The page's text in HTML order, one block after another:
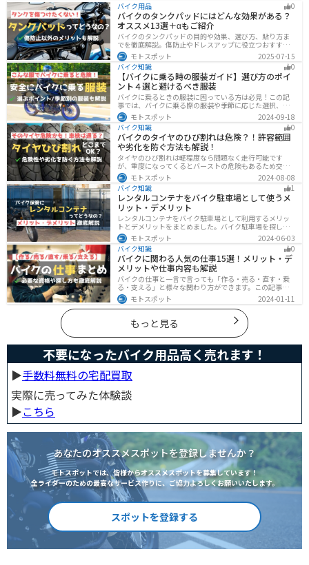
バイク用品 0
バイクのタンクパッドにはどんな効果がある？
オススメ13選＋αもご紹介
バイクのタンクパッドの目的や効果、選び方、貼り方ま
でを徹底解説。傷防止やドレスアップに役立つおすすめ
アイテムも紹介。初心者にも分かりやすい内容で、タン
クパッド選びに迷っている方に最適な情報をお届けしま
す。
モトスポット
2025-07-15
バイク知識
0
【バイクに乗る時の服装ガイド】選び方のポイ
ント４選と避けるべき服装
バイクに乗るときの服装に困っている方は必見！この記
事では、バイクに乗る際の服装や季節に応じた選択、避
けるべき服装について解説しています。実は、安全性だ
けでなく、快適性も重要視することが大切です。この記
事を読めば、最適なバイクウェアを選ぶヒントが得られ
ます。
モトスポット
2024-09-18
バイク知識
0
バイクのタイヤのひび割れは危険？！許容範囲
や劣化を防ぐ方法も解説！
タイヤのひび割れは軽程度なら問題なく走行可能です
が、重度になってくるとバーストの危険もあるため交換
が必要です。どの程度なら大丈夫なのか、タイヤのひび
割れを防ぐ方法などまとめました。快適安全にバイクに
乗るためにもしっかりとチェックしておきましょう。
モトスポット
2024-08-08
バイク知識
1
レンタルコンテナをバイク駐車場として使うメ
リット・デメリット
レンタルコンテナをバイク駐車場として利用するメリッ
トとデメリットをまとめました。バイク駐車場を探して
いるなら、最強のセキュリティでバイクの劣化も防げる
レンタルコンテナを検討してみませんか？キャンペーン
を利用することで格安で利用できます。
モトスポット
2024-06-03
バイク知識
0
バイクに関わる人気の仕事15選！メリット・デ
メリットや仕事内容も解説
バイクの仕事と一言で言っても「作る・売る・直す・乗
る・支える」と様々な関わり方ができます。この記事で
は、バイクに関わる人気の仕事をジャンル別に紹介しま
す。必要な資格や探し方も解説しますので、自分のなり
たい姿をイメージして探してみてください。
モトスポット 2024-01-11
もっと見る
不要になったバイク用品高く売れます！
▶︎手数料無料の宅配買取
実際に売ってみた体験談
▶︎こちら
あなたのオススメスポットを登録しませんか？
モトスポットでは、皆様からオススメスポットを募集しています！
全ライダーのための最高なサービス作りに、ご協力よろしくお願いいたします。
スポットを登録する